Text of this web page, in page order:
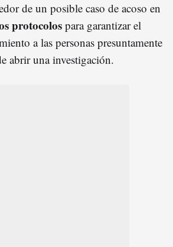
de un posible caso de acoso en
protocolos para garantizar el
a las personas presuntamente
abrir una investigación.